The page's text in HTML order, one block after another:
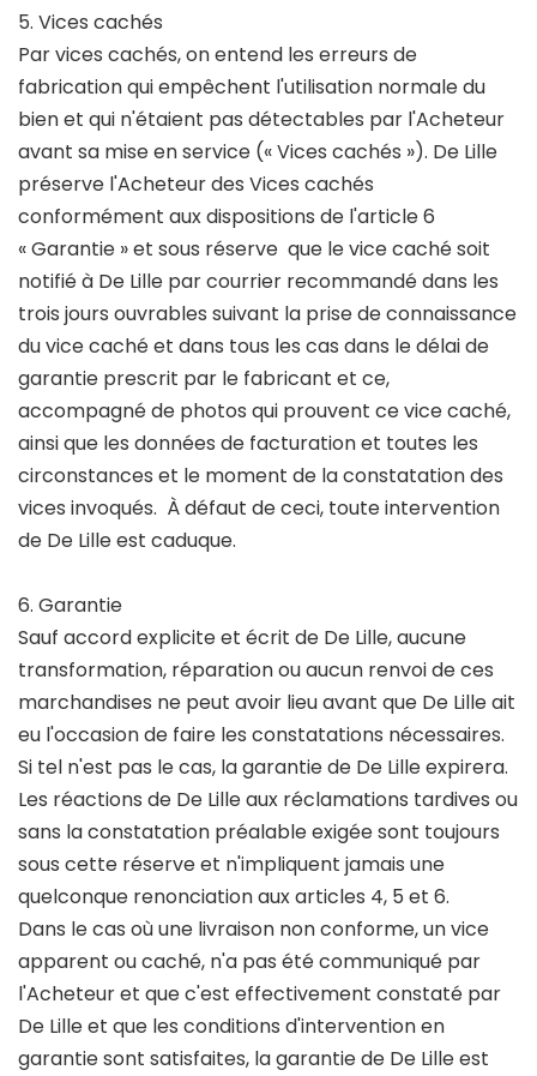
5. Vices cachés
Par vices cachés, on entend les erreurs de
fabrication qui empêchent l'utilisation normale du
bien et qui n'étaient pas détectables par l'Acheteur
avant sa mise en service (« Vices cachés »). De Lille
préserve l'Acheteur des Vices cachés
conformément aux dispositions de l'article 6
« Garantie » et sous réserve que le vice caché soit
notifié à De Lille par courrier recommandé dans les
trois jours ouvrables suivant la prise de connaissance
du vice caché et dans tous les cas dans le délai de
garantie prescrit par le fabricant et ce,
accompagné de photos qui prouvent ce vice caché,
ainsi que les données de facturation et toutes les
circonstances et le moment de la constatation des
vices invoqués. À défaut de ceci, toute intervention
de De Lille est caduque.
6. Garantie
Sauf accord explicite et écrit de De Lille, aucune
transformation, réparation ou aucun renvoi de ces
marchandises ne peut avoir lieu avant que De Lille ait
eu l'occasion de faire les constatations nécessaires.
Si tel n'est pas le cas, la garantie de De Lille expirera.
Les réactions de De Lille aux réclamations tardives ou
sans la constatation préalable exigée sont toujours
sous cette réserve et n'impliquent jamais une
quelconque renonciation aux articles 4, 5 et 6.
Dans le cas où une livraison non conforme, un vice
apparent ou caché, n'a pas été communiqué par
l'Acheteur et que c'est effectivement constaté par
De Lille et que les conditions d'intervention en
garantie sont satisfaites, la garantie de De Lille est